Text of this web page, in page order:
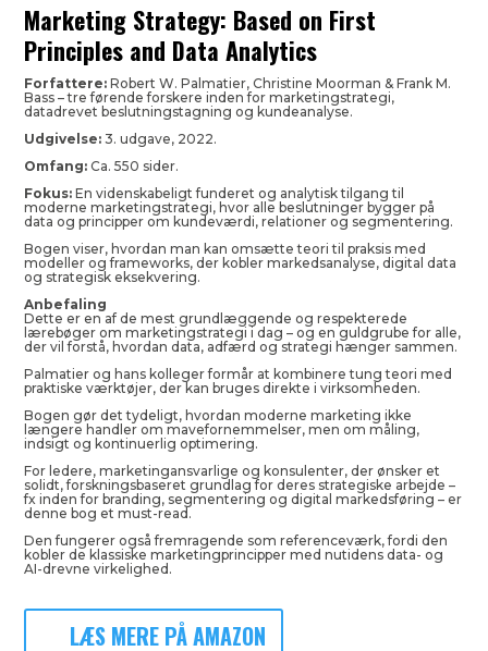
Marketing Strategy: Based on First
Principles and Data Analytics
Forfattere: Robert W. Palmatier, Christine Moorman & Frank M.
Bass – tre førende forskere inden for marketingstrategi,
datadrevet beslutningstagning og kundeanalyse.
Udgivelse: 3. udgave, 2022.
Omfang: Ca. 550 sider.
Fokus: En videnskabeligt funderet og analytisk tilgang til
moderne marketingstrategi, hvor alle beslutninger bygger på
data og principper om kundeværdi, relationer og segmentering.
Bogen viser, hvordan man kan omsætte teori til praksis med
modeller og frameworks, der kobler markedsanalyse, digital data
og strategisk eksekvering.
Anbefaling
Dette er en af de mest grundlæggende og respekterede
lærebøger om marketingstrategi i dag – og en guldgrube for alle,
der vil forstå, hvordan data, adfærd og strategi hænger sammen.
Palmatier og hans kolleger formår at kombinere tung teori med
praktiske værktøjer, der kan bruges direkte i virksomheden.
Bogen gør det tydeligt, hvordan moderne marketing ikke
længere handler om mavefornemmelser, men om måling,
indsigt og kontinuerlig optimering.
For ledere, marketingansvarlige og konsulenter, der ønsker et
solidt, forskningsbaseret grundlag for deres strategiske arbejde –
fx inden for branding, segmentering og digital markedsføring – er
denne bog et must-read.
Den fungerer også fremragende som referenceværk, fordi den
kobler de klassiske marketingprincipper med nutidens data- og
AI-drevne virkelighed.
LÆS MERE PÅ AMAZON